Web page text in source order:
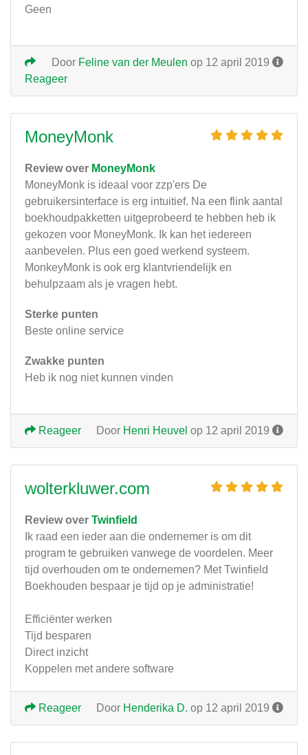
Geen
Door Feline van der Meulen op 12 april 2019
Reageer
MoneyMonk
Review over MoneyMonk
MoneyMonk is ideaal voor zzp'ers De
gebruikersinterface is erg intuitief. Na een flink aantal
boekhoudpakketten uitgeprobeerd te hebben heb ik
gekozen voor MoneyMonk. Ik kan het iedereen
aanbevelen. Plus een goed werkend systeem.
MonkeyMonk is ook erg klantvriendelijk en
behulpzaam als je vragen hebt.
Sterke punten
Beste online service
Zwakke punten
Heb ik nog niet kunnen vinden
Door Henri Heuvel op 12 april 2019
Reageer
wolterkluwer.com
Review over Twinfield
Ik raad een ieder aan die ondernemer is om dit
program te gebruiken vanwege de voordelen. Meer
tijd overhouden om te ondernemen? Met Twinfield
Boekhouden bespaar je tijd op je administratie!
Efficiënter werken
Tijd besparen
Direct inzicht
Koppelen met andere software
Door Henderika D. op 12 april 2019
Reageer